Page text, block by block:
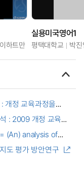
하트만
실용미국영어1
평택대학교 박
개정 교육과정을
: 2009 개정 교육
(An) analysis of
도 평가 방안연구